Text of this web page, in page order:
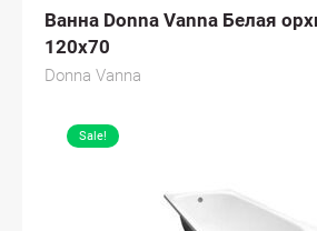
Ванна Donna Vanna Белая
120x70
Donna Vanna
Sale!